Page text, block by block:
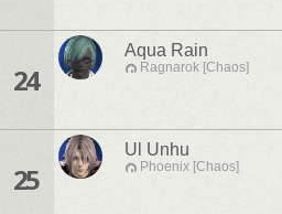
24
Aqua Rain
Ragnarok [Chaos]
25
Ul Unhu
Phoenix [Chaos]